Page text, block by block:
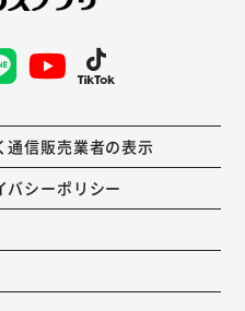
通信販売業者の表示
バシーポリシー